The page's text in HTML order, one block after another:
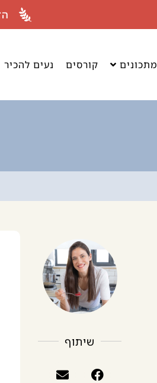
מתכונים קורסים נעים להכיר
שיתוף